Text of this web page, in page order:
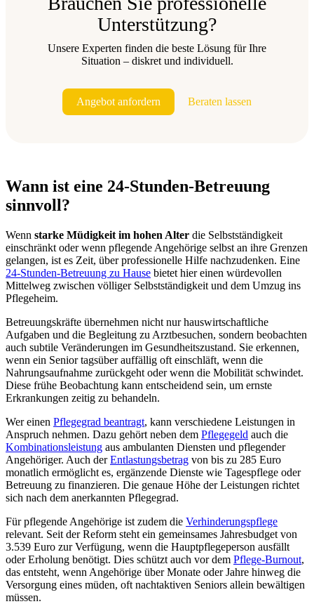
Unterstützung?
Unsere Experten finden die beste Lösung für Ihre
Situation – diskret und individuell.
Angebot anfordern Beraten lassen
Wann ist eine 24-Stunden-Betreuung
sinnvoll?
Wenn starke Müdigkeit im hohen Alter die Selbstständigkeit
einschränkt oder wenn pflegende Angehörige selbst an ihre Grenzen
gelangen, ist es Zeit, über professionelle Hilfe nachzudenken. Eine
24-Stunden-Betreuung zu Hause bietet hier einen würdevollen
Mittelweg zwischen völliger Selbstständigkeit und dem Umzug ins
Pflegeheim.
Betreuungskräfte übernehmen nicht nur hauswirtschaftliche
Aufgaben und die Begleitung zu Arztbesuchen, sondern beobachten
auch subtile Veränderungen im Gesundheitszustand. Sie erkennen,
wenn ein Senior tagsüber auffällig oft einschläft, wenn die
Nahrungsaufnahme zurückgeht oder wenn die Mobilität schwindet.
Diese frühe Beobachtung kann entscheidend sein, um ernste
Erkrankungen zeitig zu behandeln.
Wer einen Pflegegrad beantragt, kann verschiedene Leistungen in
Anspruch nehmen. Dazu gehört neben dem Pflegegeld auch die
Kombinationsleistung aus ambulanten Diensten und pflegender
Angehöriger. Auch derEntlastungsbetrag von bis zu 285 Euro
monatlich ermöglicht es, ergänzende Dienste wie Tagespflege oder
Betreuung zu finanzieren. Die genaue Höhe der Leistungen richtet
sich nach dem anerkannten Pflegegrad.
Für pflegende Angehörige ist zudem die Verhinderungspflege
relevant. Seit der Reform steht ein gemeinsames Jahresbudget von
3.539 Euro zur Verfügung, wenn die Hauptpflegeperson ausfällt
oder Erholung benötigt. Dies schützt auch vor dem Pflege-Burnout,
das entsteht, wenn Angehörige über Monate oder Jahre hinweg die
Versorgung eines müden, oft nachtaktiven Seniors allein bewältigen
müssen.